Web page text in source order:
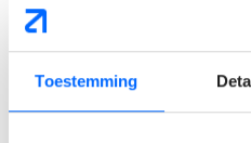
Toestemming
Wat
jou?